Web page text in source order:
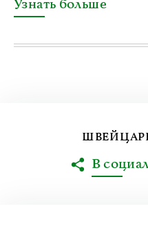
Узнать больше
В